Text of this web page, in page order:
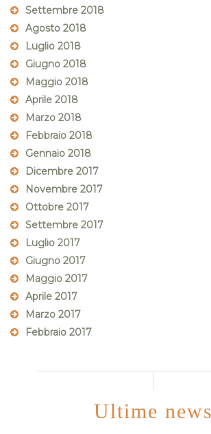
Settembre 2018
Agosto 2018
Luglio 2018
Giugno 2018
Maggio 2018
Aprile 2018
Marzo 2018
Febbraio 2018
Gennaio 2018
Dicembre 2017
Novembre 2017
Ottobre 2017
Settembre 2017
Luglio 2017
Giugno 2017
Maggio 2017
Aprile 2017
Marzo 2017
Febbraio 2017
Ultime news